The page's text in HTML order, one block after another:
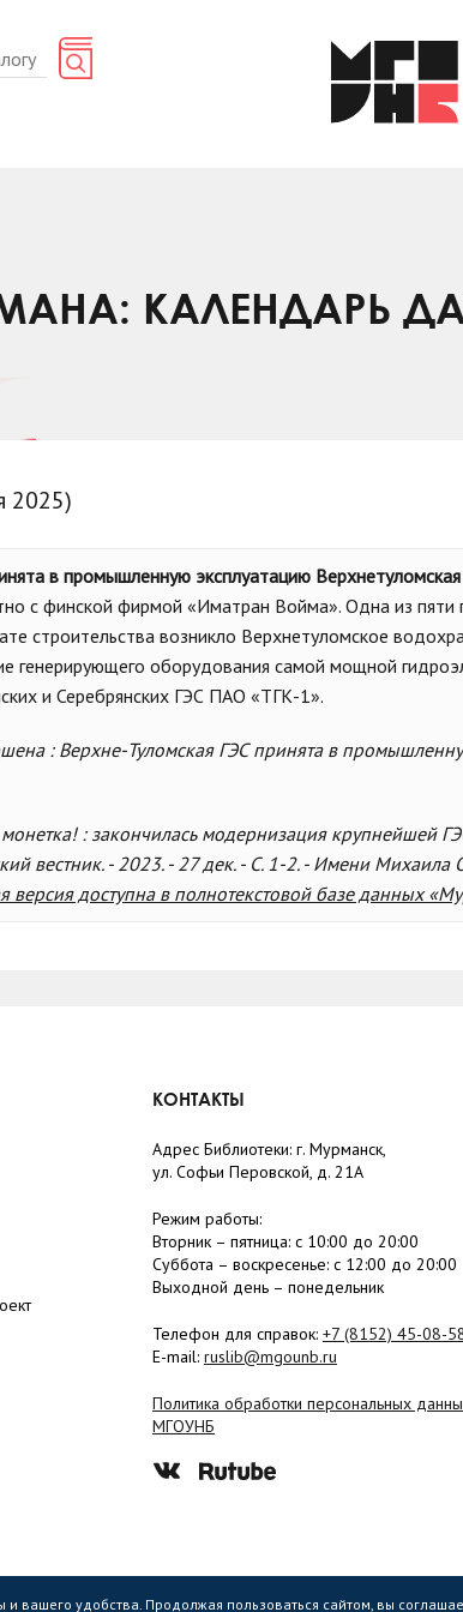
КАЛЕНДАРЬ
2025)
в промышленную эксплуатацию
с финской фирмой «Иматран Войма». Одна из пяти
строительства возникло Верхнетуломское
генерирующего оборудования самой мощной
и Серебрянских ГЭС ПАО «ТГК-1».
: Верхне-Туломская ГЭС принята в
: закончилась модернизация крупнейшей
вестник. - 2023. - 27 дек. - С. 1-2. - Имени
версия доступна в полнотекстовой базе данных
КОНТАКТЫ
Адрес Библиотеки: г. Мурманск,
ул. Софьи Перовской, д. 21А
Режим работы:
Вторник – пятница: с 10:00 до 20:00
Суббота – воскресенье: c 12:00 до 20:00
Выходной день – понедельник
Телефон для справок: +7 (8152) 45-08-
E-mail: ruslib@mgounb.ru
Политика обработки персональных
МГОУНБ
и вашего удобства. Продолжая пользоваться сайтом, вы